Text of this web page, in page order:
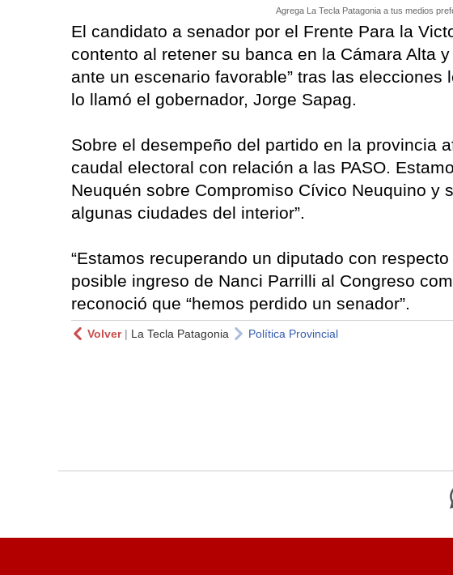
Agrega La Tecla Patagonia a tus medios
El candidato a senador por el Frente Para la
contento al retener su banca en la Cámara Alta
ante un escenario favorable” tras las
lo llamó el gobernador, Jorge Sapag.
Sobre el desempeño del partido en la provincia
caudal electoral con relación a las PASO.
Neuquén sobre Compromiso Cívico Neuquino y
algunas ciudades del interior”.
“Estamos recuperando un diputado con
posible ingreso de Nanci Parrilli al Congreso
reconoció que “hemos perdido un senador”.
Volver| La Tecla Patagonia Política Provincial